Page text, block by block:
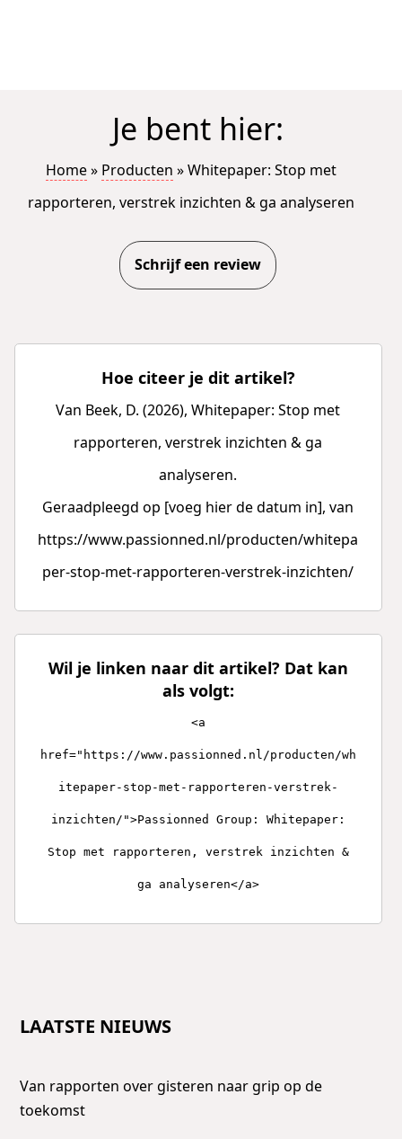
Je bent hier:
Home» Producten »Whitepaper: Stop met
rapporteren, verstrek inzichten & ga analyseren
Schrijf een review
Hoe citeer je dit artikel?
Van Beek, D. (2026), Whitepaper: Stop met
rapporteren, verstrek inzichten & ga
analyseren.
Geraadpleegd op [voeg hier de datum in], van
https://www.passionned.nl/producten/whitepa
per-stop-met-rapporteren-verstrek-inzichten/
Wil je linken naar dit artikel? Dat kan
als volgt:
<a
href="https://www.passionned.nl/producten/wh
itepaper-stop-met-rapporteren-verstrek-
inzichten/">Passionned Group: Whitepaper:
Stop met rapporteren, verstrek inzichten &
ga analyseren</a>
LAATSTE NIEUWS
Van rapporten over gisteren naar grip op de
toekomst